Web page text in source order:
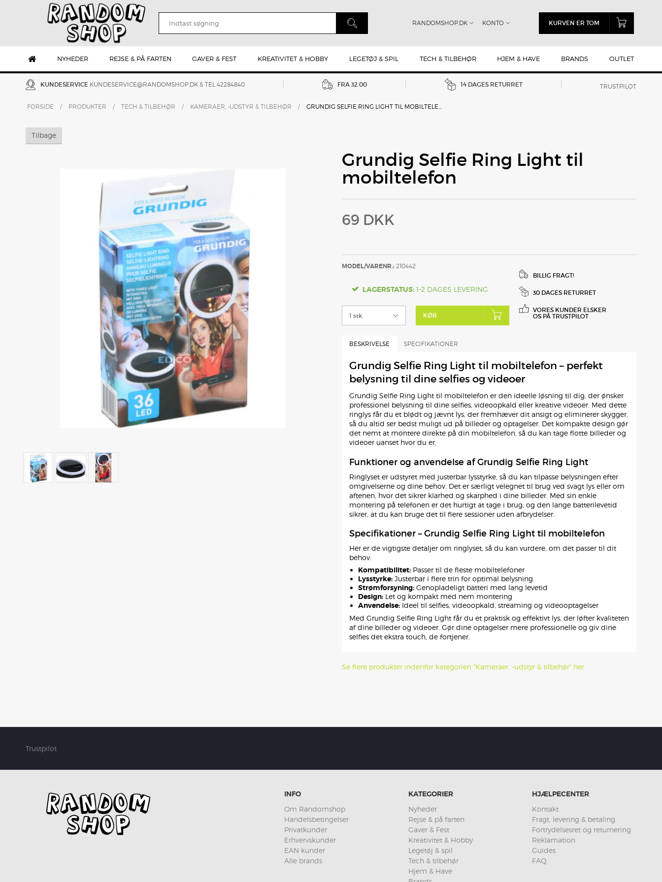
KURVEN ER TOM
NYHEDER REJSE & PÅ FARTEN GAVER & FEST KREATIVITET & HOBBY LEGETØJ & SPIL TECH & TILBEHØR HJEM & HAVE BRANDS OUTLET
RANDOMSHOP.DK KONTO
KUNDESERVICE KUNDESERVICE@RANDOMSHOP.DK & TEL 42284840 FRA 32.00 14 DAGES RETURRET TRUSTPILOT
FORSIDE / PRODUKTER / TECH & TILBEHØR / KAMERAER, -UDSTYR & TILBEHØR / GRUNDIG SELFIE RING LIGHT TIL MOBILTELEFON
Tilbage
Grundig Selfie Ring Light til
mobiltelefon
69 DKK
MODEL/VARENR.: 210442
LAGERSTATUS: 1-2 DAGES LEVERING
KØB
BILLIG FRAGT!
30 DAGES RETURRET
VORES KUNDER ELSKER
OS PÅ TRUSTPILOT
BESKRIVELSE SPECIFIKATIONER
Grundig Selfie Ring Light til mobiltelefon – perfekt
belysning til dine selfies og videoer
Grundig Selfie Ring Light til mobiltelefon er den ideelle løsning til dig, der ønsker
professionel belysning til dine selfies, videoopkald eller kreative videoer. Med dette
ringlys får du et blødt og jævnt lys, der fremhæver dit ansigt og eliminerer skygger,
så du altid ser bedst muligt ud på billeder og optagelser. Det kompakte design gør
det nemt at montere direkte på din mobiltelefon, så du kan tage flotte billeder og
videoer uanset hvor du er.
Funktioner og anvendelse af Grundig Selfie Ring Light
Ringlyset er udstyret med justerbar lysstyrke, så du kan tilpasse belysningen efter
omgivelserne og dine behov. Det er særligt velegnet til brug ved svagt lys eller om
aftenen, hvor det sikrer klarhed og skarphed i dine billeder. Med sin enkle
montering på telefonen er det hurtigt at tage i brug, og den lange batterilevetid
sikrer, at du kan bruge det til flere sessioner uden afbrydelser.
Specifikationer – Grundig Selfie Ring Light til mobiltelefon
Her er de vigtigste detaljer om ringlyset, så du kan vurdere, om det passer til dit
behov:
Kompatibilitet:Passer til de fleste mobiltelefoner
Lysstyrke:Justerbar i flere trin for optimal belysning
Strømforsyning:Genopladeligt batteri med lang levetid
Design:Let og kompakt med nem montering
Anvendelse:Ideel til selfies, videoopkald, streaming og videooptagelser
Med Grundig Selfie Ring Light får du et praktisk og effektivt lys, der løfter kvaliteten
af dine billeder og videoer. Gør dine optagelser mere professionelle og giv dine
selfies det ekstra touch, de fortjener.
Se flere produkter indenfor kategorien "Kameraer, -udstyr & tilbehør" her
Trustpilot
INFO
Om Randomshop
Handelsbetingelser
Privatkunder
Erhvervskunder
EAN kunder
Alle brands
KATEGORIER
Nyheder
Rejse & på farten
Gaver & Fest
Kreativitet & Hobby
Legetøj & spil
Tech & tilbehør
Hjem & Have
HJÆLPECENTER
Kontakt
Fragt, levering & betaling
Fortrydelsesret og returnering
Reklamation
Guides
FAQ